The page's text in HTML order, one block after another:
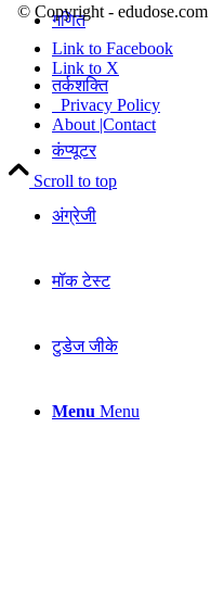
गणित
तर्कशक्ति
कंप्यूटर
अंग्रेजी
मॉक टेस्ट
टुडेज जीके
Menu Menu
© Copyright - edudose.com
Link to Facebook
Link to X
Privacy Policy
About |Contact
Scroll to top